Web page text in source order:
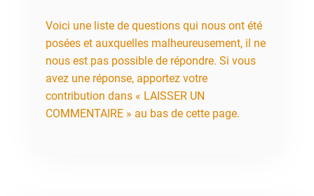
Voici une liste de questions qui nous ont été
posées et auxquelles malheureusement, il ne
nous est pas possible de répondre. Si vous
avez une réponse, apportez votre
contribution dans « LAISSER UN
COMMENTAIRE » au bas de cette page.